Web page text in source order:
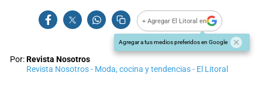
+ Agregar El Litoral en
Agregar a tus medios preferidos en Google
Por:Revista Nosotros
Revista Nosotros - Moda, cocina y tendencias - El Litoral